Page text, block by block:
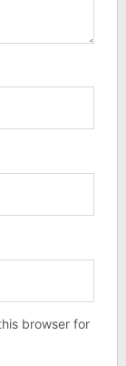
browser for